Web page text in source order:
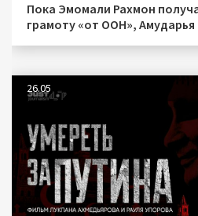
Пока Эмомали Рахмон
грамоту «от ООН», Амударья
26.05